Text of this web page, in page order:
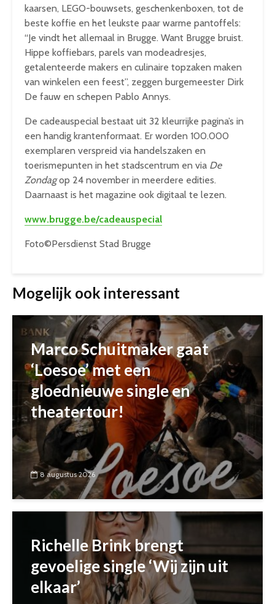
kaarsen, LEGO-bouwsets, geschenkenboxen, tot de
beste koffie en het leukste paar warme pantoffels:
“Je vindt het allemaal in Brugge. Want Brugge bruist.
Hippe koffiebars, parels van modeadresjes,
getalenteerde makers en culinaire topzaken maken
van winkelen een feest”, zeggen burgemeester Dirk
De fauw en schepen Pablo Annys.
De cadeauspecial bestaat uit 32 kleurrijke pagina’s in
een handig krantenformaat. Er worden 100.000
exemplaren verspreid via handelszaken en
toerismepunten in het stadscentrum en via De
Zondagop 24 november in meerdere edities.
Daarnaast is het magazine ook digitaal te lezen.
www.brugge.be/cadeauspecial
Foto©Persdienst Stad Brugge
Mogelijk ook interessant
Marco Schuitmaker gaat
‘Loesoe’ met een
gloednieuwe single en
theatertour!
8 augustus 2026
Richelle Brink brengt
gevoelige single ‘Wij zijn uit
elkaar’